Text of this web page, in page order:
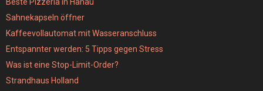
Beste Pizzeria in Hanau
Sahnekapseln öffner
Kaffeevollautomat mit Wasseranschluss
Entspannter werden: 5 Tipps gegen Stress
Was ist eine Stop-Limit-Order?
Strandhaus Holland